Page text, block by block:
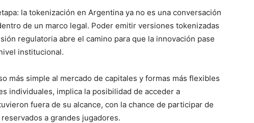
la tokenización en Argentina ya no es una conversación
de un marco legal. Poder emitir versiones tokenizadas
regulatoria abre el camino para que la innovación pase
institucional.
más simple al mercado de capitales y formas más flexibles
individuales, implica la posibilidad de acceder a
fuera de su alcance, con la chance de participar de
a grandes jugadores.